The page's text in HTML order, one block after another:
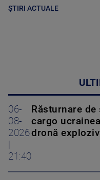
ȘTIRI ACTUALE
06-
08-
2026
21:40
Răsturnare
cargo
dronă